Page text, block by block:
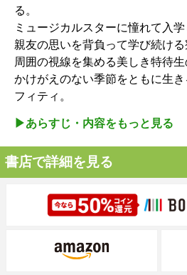
る。
ミュージカルスターに憧れて入学
親友の思いを背負って学び続ける
周囲の視線を集める美しき特待生
かけがえのない季節をともに生
フィティ。
▶︎あらすじ・内容をもっと見る
書店で詳細を見る